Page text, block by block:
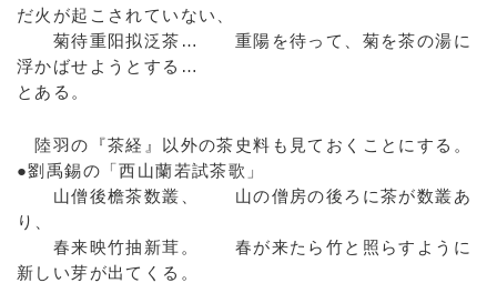
だ火が起こされていない、
菊待重阳拟泛茶… 重陽を待って、菊を茶の湯に
浮かばせようとする…
とある。
陸羽の『茶経』以外の茶史料も見ておくことにする。
●劉禹錫の「西山蘭若試茶歌」
山僧後檐茶数叢、 山の僧房の後ろに茶が数叢あ
り、
春来映竹抽新茸。 春が来たら竹と照らすように
新しい芽が出てくる。